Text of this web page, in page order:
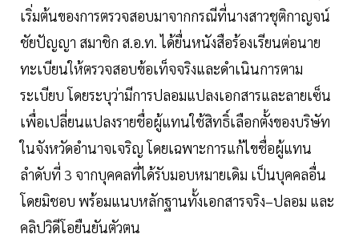
เริ่มต้นของการตรวจสอบมาจากกรณีที่นางสาวชุติกาญจน์
ชัยปัญญา สมาชิก ส.อ.ท. ได้ยื่นหนังสือร้องเรียนต่อนาย
ทะเบียนให้ตรวจสอบข้อเท็จจริงและดำเนินการตาม
ระเบียบ โดยระบุว่ามีการปลอมแปลงเอกสารและลายเซ็น
เพื่อเปลี่ยนแปลงรายชื่อผู้แทนใช้สิทธิ์เลือกตั้งของบริษัท
ในจังหวัดอำนาจเจริญ โดยเฉพาะการแก้ไขชื่อผู้แทน
ลำดับที่ 3 จากบุคคลที่ได้รับมอบหมายเดิม เป็นบุคคลอื่น
โดยมิชอบ พร้อมแนบหลักฐานทั้งเอกสารจริง–ปลอม และ
คลิปวิดีโอยืนยันตัวตน